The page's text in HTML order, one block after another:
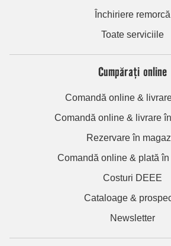
Închiriere remorcă
Toate serviciile
Cumpărați online
Comandă online &
Comandă online & livrare
Rezervare în
Comandă online & plată
Costuri DEEE
Cataloage &
Newsletter